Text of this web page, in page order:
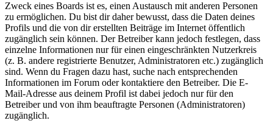
Zweck eines Boards ist es, einen Austausch mit anderen Personen
zu ermöglichen. Du bist dir daher bewusst, dass die Daten deines
Profils und die von dir erstellten Beiträge im Internet öffentlich
zugänglich sein können. Der Betreiber kann jedoch festlegen, dass
einzelne Informationen nur für einen eingeschränkten Nutzerkreis
(z. B. andere registrierte Benutzer, Administratoren etc.) zugänglich
sind. Wenn du Fragen dazu hast, suche nach entsprechenden
Informationen im Forum oder kontaktiere den Betreiber. Die E-
Mail-Adresse aus deinem Profil ist dabei jedoch nur für den
Betreiber und von ihm beauftragte Personen (Administratoren)
zugänglich.